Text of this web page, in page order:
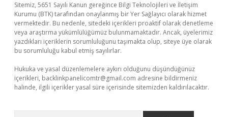
Sitemiz, 5651 Sayılı Kanun gereğince Bilgi Teknolojileri ve İletişim
Kurumu (BTK) tarafından onaylanmış bir Yer Sağlayıcı olarak hizmet
vermektedir. Bu nedenle, sitedeki içerikleri proaktif olarak denetleme
veya araştırma yükümlülüğümüz bulunmamaktadır. Ancak, üyelerimiz
yazdıkları içeriklerin sorumluluğunu taşımakta olup, siteye üye olarak
bu sorumluluğu kabul etmiş sayılırlar.
Hukuka ve yasal düzenlemelere aykırı olduğunu düşündüğünüz
içerikleri, backlinkpanelicomtr@gmail.com adresine bildirmeniz
halinde, ilgili içerikler yasal süre içerisinde sitemizden kaldırılacaktır.